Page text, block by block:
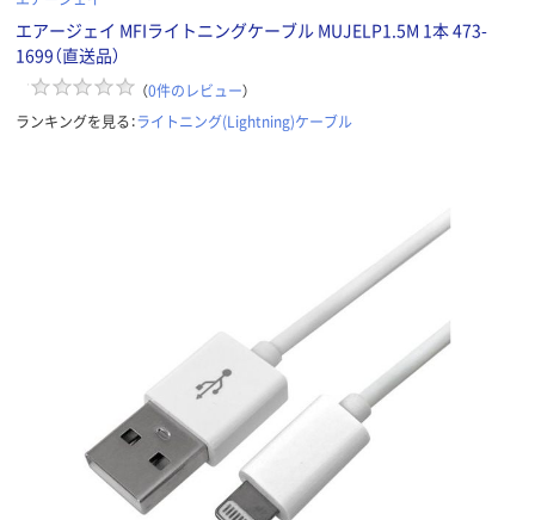
エアージェイ MFIライトニングケーブル MUJELP1.5M 1本 473-
1699（直送品）
（0件のレビュー）
ランキングを見る：ライトニング(Lightning)ケーブル